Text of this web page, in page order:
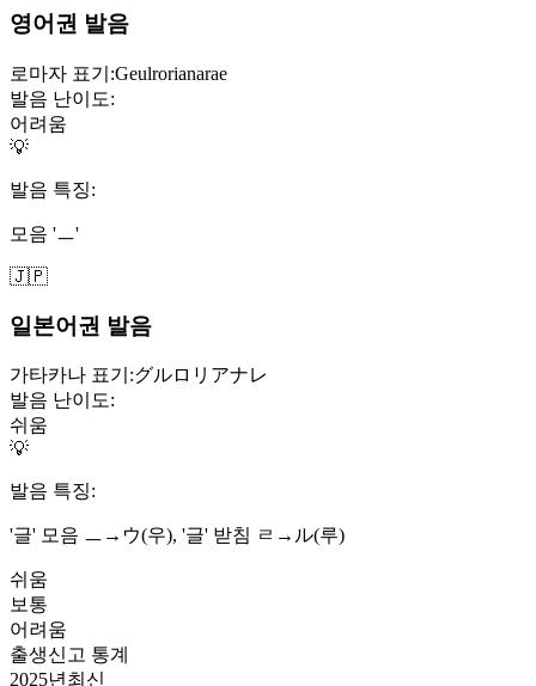
영어권 발음
로마자 표기:Geulrorianarae
발음 난이도:
어려움
💡
발음 특징:
모음 'ㅡ'
🇯🇵
일본어권 발음
가타카나 표기:グルロリアナレ
발음 난이도:
쉬움
💡
발음 특징:
'글' 모음 ㅡ→ウ(우), '글' 받침 ㄹ→ル(루)
쉬움
보통
어려움
출생신고 통계
2025년 최신